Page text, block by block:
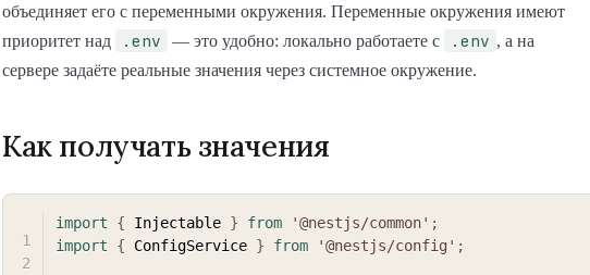
объединяет его с переменными окружения. Переменные окружения имеют
приоритет над
.env — это удобно: локально работаете с .env , а на
сервере задаёте реальные значения через системное окружение.
Как получать значения
import { Injectable } from '@nestjs/common' ;
import
{ ConfigService } from '@nestjs/config' ;